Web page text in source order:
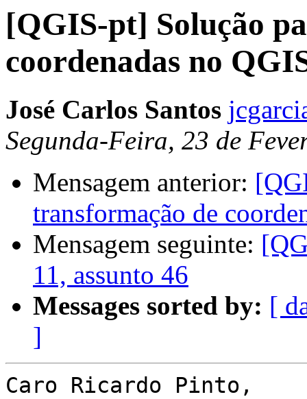
[QGIS-pt] Solução
coordenadas no
José Carlos Santos
Segunda-Feira, 23 de
Mensagem anterior:
transformação de
Mensagem seguinte:
11, assunto 46
Messages sorted by: [
]
Caro Ricardo Pinto,